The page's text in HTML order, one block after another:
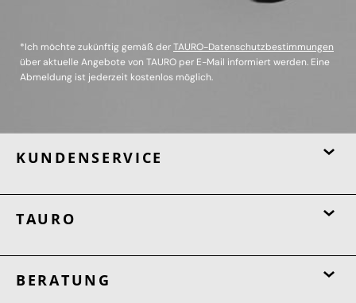
*Ich möchte zukünftig gemäß derTAURO-Datenschutzbestimmungen
über aktuelle Angebote von TAURO per E-Mail informiert werden. Eine
Abmeldung ist jederzeit kostenlos möglich.
KUNDENSERVICE
TAURO
BERATUNG